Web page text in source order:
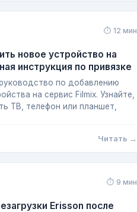
⏱ 12 мин
новое устройство на
инструкция по привязке
по добавлению
на сервис Filmix. Узнайте,
ТВ, телефон или планшет,
Читать →
⏱ 9 мин
Erisson после